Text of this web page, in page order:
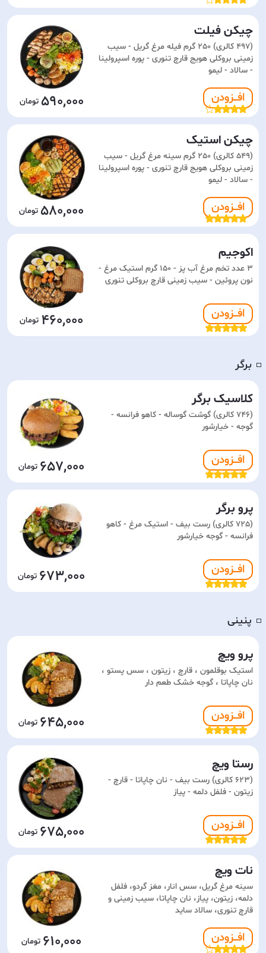
چیکن فیلت
(497 کالری) 250 گرم فیله مرغ گریل - سیب
زمینی بروکلی هویج قارچ تنوری - پوره اسپرولینا
- سالاد - لیمو
افـــزودن 590,000
چیکن استیک
(549 کالری) 250 گرم سینه مرغ گریل - سیب
زمینی بروکلی هویج قارچ تنوری - پوره اسپرولینا
- سالاد - لیمو
افـــزودن 580,000
اکوجیم
3 عدد تخم مرغ آب پز - 150 گرم استیک مرغ -
نون پروئین - سیب زمینی قارچ بروکلی تنوری
افـــزودن 460,000
◽️ برگر
کلاسیک برگر
(746 کالری) گوشت گوساله - کاهو فرانسه -
گوجه - خیارشور
افـــزودن 657,000
پرو برگر
(725 کالری) رست بیف - استیک مرغ - کاهو
فرانسه - گوجه خیارشور
افـــزودن 673,000
◽️ پنینی
پرو ویچ
استیک بوقلمون ، قارچ ، زیتون ، سس پستو ،
نان چاپاتا ، گوجه خشک طعم دار
افـــزودن 645,000
رستا ویچ
(623 کالری) رست بیف - نان چاپاتا - قارچ -
زیتون - فلفل دلمه - پیاز
افـــزودن 675,000
نات ویچ
سینه مرغ گریل، سس انار، مغز گردو، فلفل
دلمه، زیتون، پیاز، نان چاپاتا، سیب زمینی و
قارچ تنوری، سالاد ساید
افـــزودن 610,000